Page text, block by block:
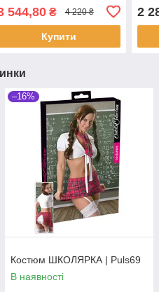
544,80₴ 4 220 ₴
Купити
2
–16%
Костюм ШКОЛЯРКА | Puls69
В наявності